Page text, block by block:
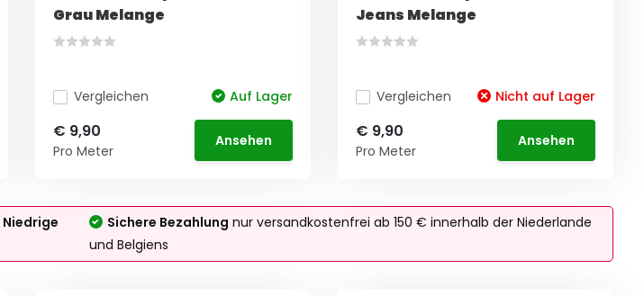
Grau Melange
Vergleichen Auf Lager
€ 9,90
Pro Meter
Ansehen
Jeans Melange
Vergleichen Nicht auf Lager
€ 9,90
Pro Meter
Ansehen
Niedrige
Sichere Bezahlung nur versandkostenfrei ab 150 € innerhalb der Niederlande
und Belgiens